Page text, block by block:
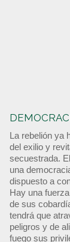
La rebelión ya
del exilio y
secuestrada.
una
dispuesto a
Hay una
de sus
tendrá que
peligros y de
fuego sus